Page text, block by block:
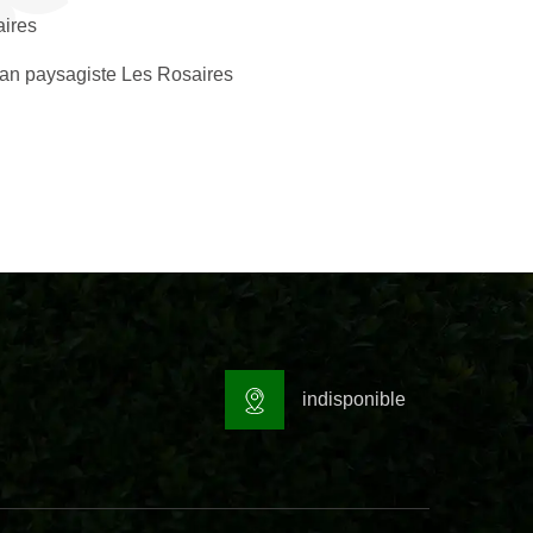
paysagiste Les Rosaires
indisponible